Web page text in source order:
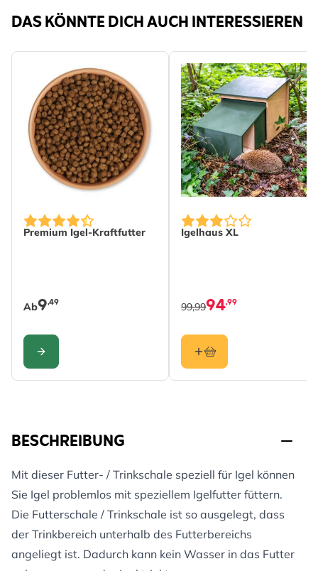
DAS KÖNNTE DICH AUCH INTERESSIEREN
Premium Igel-Kraftfutter
The price depends on the options chosen on the
Ab9,49
KONFIGURIEREN
Igelhaus XL
94,99
99,99
BESCHREIBUNG
Mit dieser Futter- / Trinkschale speziell für Igel können
Sie Igel problemlos mit speziellem Igelfutter füttern.
Die Futterschale / Trinkschale ist so ausgelegt, dass
der Trinkbereich unterhalb des Futterbereichs
angeliegt ist. Dadurch kann kein Wasser in das Futter